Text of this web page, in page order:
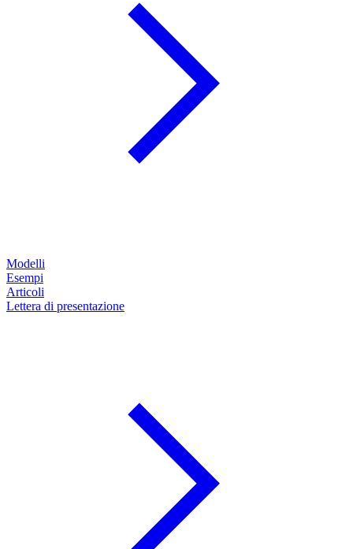
Modelli
Esempi
Articoli
Lettera di presentazione